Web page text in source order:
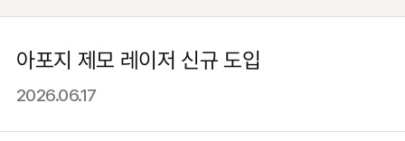
아포지 제모 레이저 신규 도입
2026.06.17